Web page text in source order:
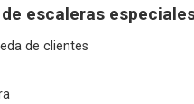
escaleras
de clientes